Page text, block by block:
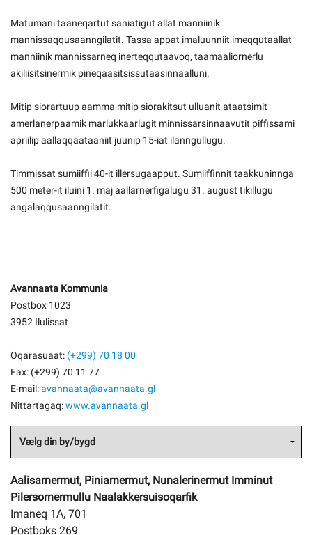
Matumani taaneqartut saniatigut allat manniinik
mannissaqqusaanngilatit. Tassa appat imaluunniit imeqqutaallat
manniinik mannissarneq inerteqqutaavoq, taamaaliornerlu
akiliisitsinermik pineqaasitsissutaasinnaalluni.
Mitip siorartuup aamma mitip siorakitsut ulluanit ataatsimit
amerlanerpaamik marlukkaarlugit minnissarsinnaavutit piffissami
apriilip aallaqqaataaniit juunip 15-iat ilanngullugu.
Timmissat sumiiffii 40-it illersugaapput. Sumiiffinnit taakkuninnga
500 meter-it iluini 1. maj aallarnerfigalugu 31. august tikillugu
angalaqqusaanngilatit.
Avannaata Kommunia
Postbox 1023
3952 Ilulissat
Oqarasuaat: (+299) 70 18 00
Fax: (+299) 70 11 77
E-mail:avannaata@avannaata.gl
Nittartagaq:www.avannaata.gl
Aalisarnermut, Piniarnermut, Nunalerinermut Imminut
Pilersornermullu Naalakkersuisoqarfik
Imaneq 1A, 701
Postboks 269